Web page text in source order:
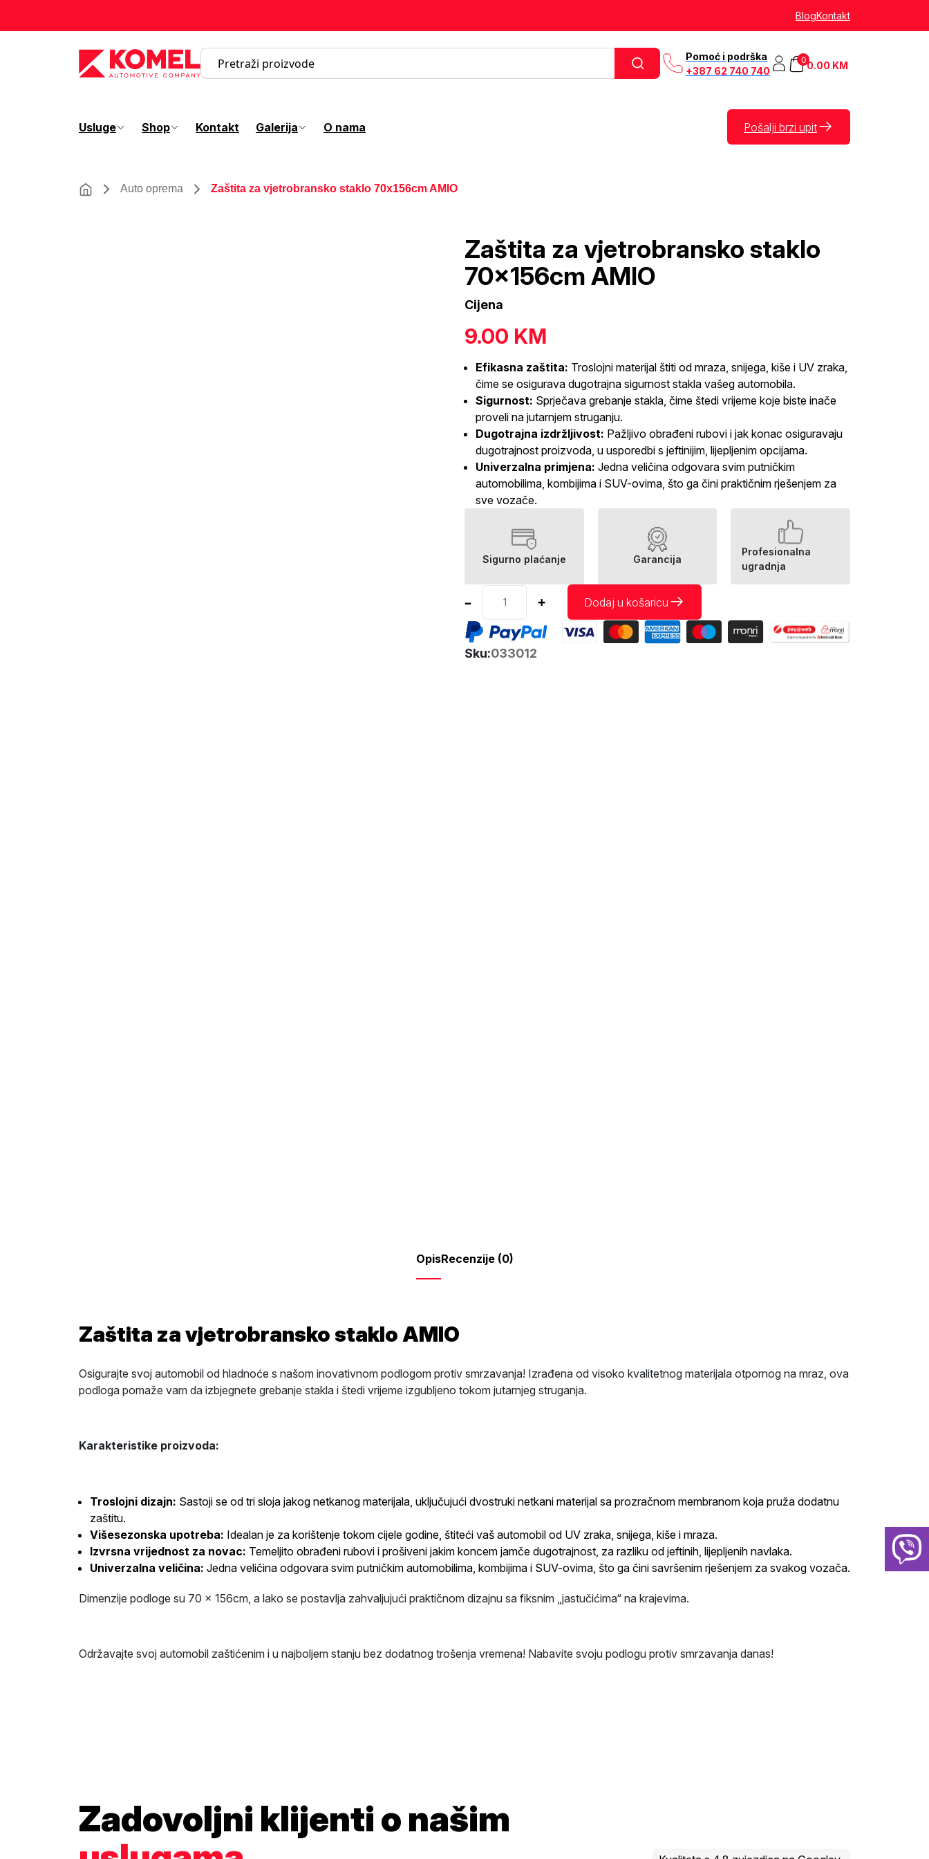
BlogKontakt
Pomoć i podrška
+387 62 740 740
0.00 KM
0
Usluge Shop Kontakt Galerija O nama Pošalji brzi upit
Auto oprema Zaštita za vjetrobransko staklo 70x156cm AMIO
Zaštita za vjetrobransko staklo
70x156cm AMIO
Cijena
9.00 KM
Efikasna zaštita: Troslojni materijal štiti od mraza, snijega, kiše i UV zraka,
čime se osigurava dugotrajna sigurnost stakla vašeg automobila.
Sigurnost: Sprječava grebanje stakla, čime štedi vrijeme koje biste inače
proveli na jutarnjem struganju.
Dugotrajna izdržljivost: Pažljivo obrađeni rubovi i jak konac osiguravaju
dugotrajnost proizvoda, u usporedbi s jeftinijim, lijepljenim opcijama.
Univerzalna primjena: Jedna veličina odgovara svim putničkim
automobilima, kombijima i SUV-ovima, što ga čini praktičnim rješenjem za
sve vozače.
Sigurno plaćanje Garancija
Profesionalna
ugradnja
– Zaštita
za
vjetrobransko
staklo
70x156cm
+ Dodaj u košaricu
Sku:033012
OpisRecenzije (0)
Zaštita za vjetrobransko staklo AMIO
Osigurajte svoj automobil od hladnoće s našom inovativnom podlogom protiv smrzavanja! Izrađena od visoko kvalitetnog materijala otpornog na mraz, ova
podloga pomaže vam da izbjegnete grebanje stakla i štedi vrijeme izgubljeno tokom jutarnjeg struganja.
Karakteristike proizvoda:
Troslojni dizajn: Sastoji se od tri sloja jakog netkanog materijala, uključujući dvostruki netkani materijal sa prozračnom membranom koja pruža dodatnu
zaštitu.
Višesezonska upotreba: Idealan je za korištenje tokom cijele godine, štiteći vaš automobil od UV zraka, snijega, kiše i mraza.
Izvrsna vrijednost za novac: Temeljito obrađeni rubovi i prošiveni jakim koncem jamče dugotrajnost, za razliku od jeftinih, lijepljenih navlaka.
Univerzalna veličina: Jedna veličina odgovara svim putničkim automobilima, kombijima i SUV-ovima, što ga čini savršenim rješenjem za svakog vozača.
Dimenzije podloge su 70 x 156cm, a lako se postavlja zahvaljujući praktičnom dizajnu sa fiksnim „jastučićima“ na krajevima.
Održavajte svoj automobil zaštićenim i u najboljem stanju bez dodatnog trošenja vremena! Nabavite svoju podlogu protiv smrzavanja danas!
Zadovoljni klijenti o našim